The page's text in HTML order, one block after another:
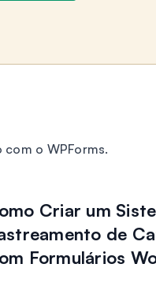
o WPForms.
Criar um
de
Formulários